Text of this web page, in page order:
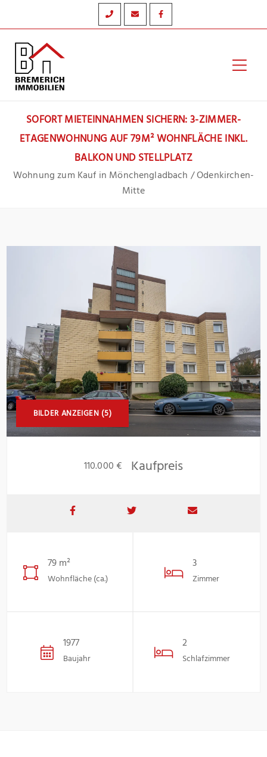
Inhalt
springen
SOFORT MIETEINNAHMEN SICHERN: 3-ZIMMER-
ETAGENWOHNUNG AUF 79M² WOHNFLÄCHE INKL.
BALKON UND STELLPLATZ
Wohnung zum Kauf in Mönchengladbach / Odenkirchen-
Mitte
BILDER ANZEIGEN (5)
110.000 € Kaufpreis
79 m²
Wohnfläche (ca.)
3
Zimmer
1977
Baujahr
2
Schlafzimmer